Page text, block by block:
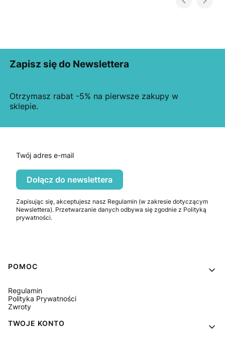
Zapisz się do Newslettera
Otrzymasz rabat -5% na pierwsze zakupy w
sklepie.
Twój adres e-mail
Dołącz do newslettera
Zapisując się, akceptujesz nasz Regulamin (w zakresie dotyczącym
Newslettera). Przetwarzanie danych odbywa się zgodnie z Polityką
prywatności.
Linki w stopce
POMOC
Regulamin
Polityka Prywatności
Zwroty
TWOJE KONTO